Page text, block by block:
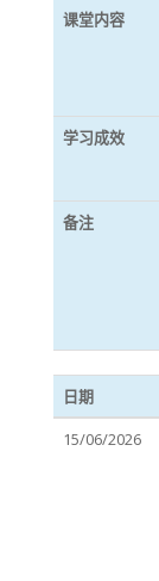
课堂内容
学习成效
备注
日期
15/06/2026